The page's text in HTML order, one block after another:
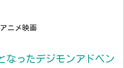
アニメ映画
なったデジモンアドベン